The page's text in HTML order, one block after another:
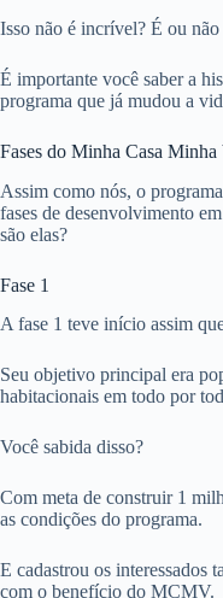
Isso não é incrível? É ou
É importante você saber a
programa que já mudou a
Fases do Minha Casa
Assim como nós, o
fases de desenvolvimento
são elas?
Fase 1
A fase 1 teve início assim
Seu objetivo principal era
habitacionais em todo por
Você sabida disso?
Com meta de construir 1
as condições do programa.
E cadastrou os interessados
com o benefício do MCMV.